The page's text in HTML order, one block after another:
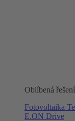
Oblíbená řešení
Fotovoltaika
E.ON Drive